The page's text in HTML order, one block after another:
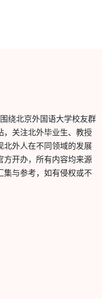
绕北京外国语大学校友群
，关注北外毕业生、教授
北外人在不同领域的发展
方开办，所有内容均来源
集与参考，如有侵权或不